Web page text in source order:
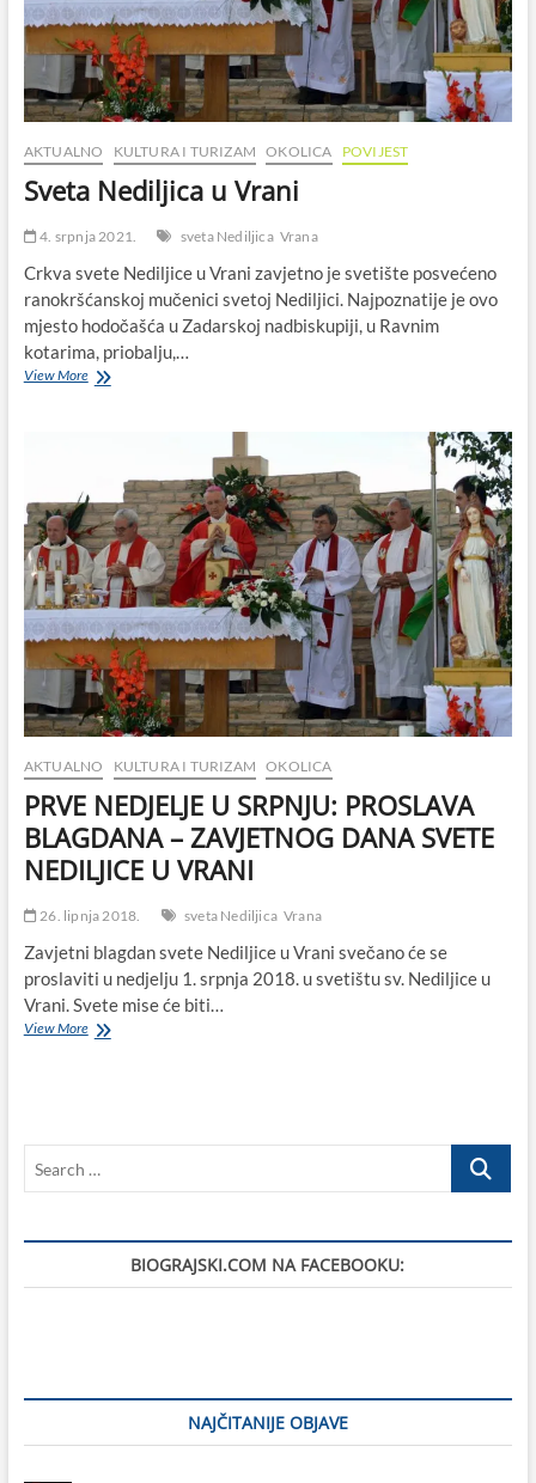
AKTUALNO KULTURA I TURIZAM OKOLICA POVIJEST
Sveta Nediljica u Vrani
4. srpnja 2021. sveta Nediljica Vrana
Crkva svete Nediljice u Vrani zavjetno je svetište posvećeno
ranokršćanskoj mučenici svetoj Nediljici. Najpoznatije je ovo
mjesto hodočašća u Zadarskoj nadbiskupiji, u Ravnim
kotarima, priobalju,…
View MoreSveta
AKTUALNO KULTURA I TURIZAM OKOLICA
PRVE NEDJELJE U SRPNJU: PROSLAVA
BLAGDANA – ZAVJETNOG DANA SVETE
NEDILJICE U VRANI
26. lipnja 2018. sveta Nediljica Vrana
Zavjetni blagdan svete Nediljice u Vrani svečano će se
proslaviti u nedjelju 1. srpnja 2018. u svetištu sv. Nediljice u
Vrani. Svete mise će biti…
View MorePRVE
ZAVJETNOG
NEDILJICE
VRANI
Search
BIOGRAJSKI.COM NA FACEBOOKU:
NAJČITANIJE OBJAVE